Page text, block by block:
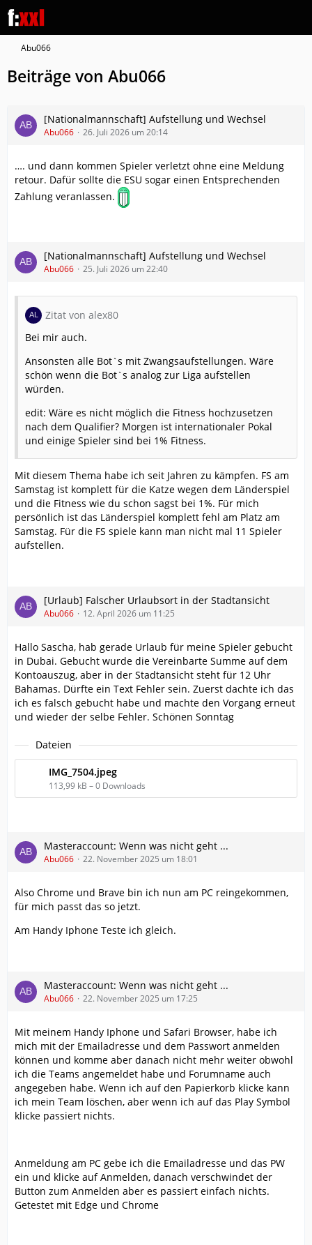
Abu066
Beiträge von Abu066
[Nationalmannschaft] Aufstellung und Wechsel
Abu066 26. Juli 2026 um 20:14
…. und dann kommen Spieler verletzt ohne eine Meldung
retour. Dafür sollte die ESU sogar einen Entsprechenden
Zahlung veranlassen.
[Nationalmannschaft] Aufstellung und Wechsel
Abu066 25. Juli 2026 um 22:40
Zitat von alex80
Bei mir auch.
Ansonsten alle Bot`s mit Zwangsaufstellungen. Wäre
schön wenn die Bot`s analog zur Liga aufstellen
würden.
edit: Wäre es nicht möglich die Fitness hochzusetzen
nach dem Qualifier? Morgen ist internationaler Pokal
und einige Spieler sind bei 1% Fitness.
Mit diesem Thema habe ich seit Jahren zu kämpfen. FS am
Samstag ist komplett für die Katze wegen dem Länderspiel
und die Fitness wie du schon sagst bei 1%. Für mich
persönlich ist das Länderspiel komplett fehl am Platz am
Samstag. Für die FS spiele kann man nicht mal 11 Spieler
aufstellen.
[Urlaub] Falscher Urlaubsort in der Stadtansicht
Abu066 12. April 2026 um 11:25
Hallo Sascha, hab gerade Urlaub für meine Spieler gebucht
in Dubai. Gebucht wurde die Vereinbarte Summe auf dem
Kontoauszug, aber in der Stadtansicht steht für 12 Uhr
Bahamas. Dürfte ein Text Fehler sein. Zuerst dachte ich das
ich es falsch gebucht habe und machte den Vorgang erneut
und wieder der selbe Fehler. Schönen Sonntag
Dateien
IMG_7504.jpeg
113,99 kB – 0 Downloads
Masteraccount: Wenn was nicht geht ...
Abu066 22. November 2025 um 18:01
Also Chrome und Brave bin ich nun am PC reingekommen,
für mich passt das so jetzt.
Am Handy Iphone Teste ich gleich.
Masteraccount: Wenn was nicht geht ...
Abu066 22. November 2025 um 17:25
Mit meinem Handy Iphone und Safari Browser, habe ich
mich mit der Emailadresse und dem Passwort anmelden
können und komme aber danach nicht mehr weiter obwohl
ich die Teams angemeldet habe und Forumname auch
angegeben habe. Wenn ich auf den Papierkorb klicke kann
ich mein Team löschen, aber wenn ich auf das Play Symbol
klicke passiert nichts.
Anmeldung am PC gebe ich die Emailadresse und das PW
ein und klicke auf Anmelden, danach verschwindet der
Button zum Anmelden aber es passiert einfach nichts.
Getestet mit Edge und Chrome